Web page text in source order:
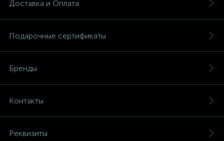
Доставка и Оплата
Подарочные сертификаты
Бренды
Контакты
Реквизиты